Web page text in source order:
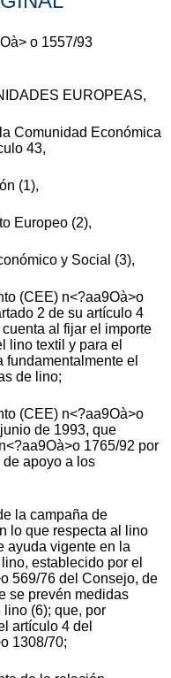
o 1557/93
EUROPEAS,
Comunidad Económica
43,
(1),
Europeo (2),
y Social (3),
(CEE) n<?aa9Oà>o
2 de su artículo 4
al fijar el importe
lino textil y para el
fundamentalmente el
de lino;
(CEE) n<?aa9Oà>o
de 1993, que
1765/92 por
apoyo a los
la campaña de
lo que respecta al lino
ayuda vigente en la
establecido por el
569/76 del Consejo, de
se prevén medidas
(6); que, por
artículo 4 del
1308/70;